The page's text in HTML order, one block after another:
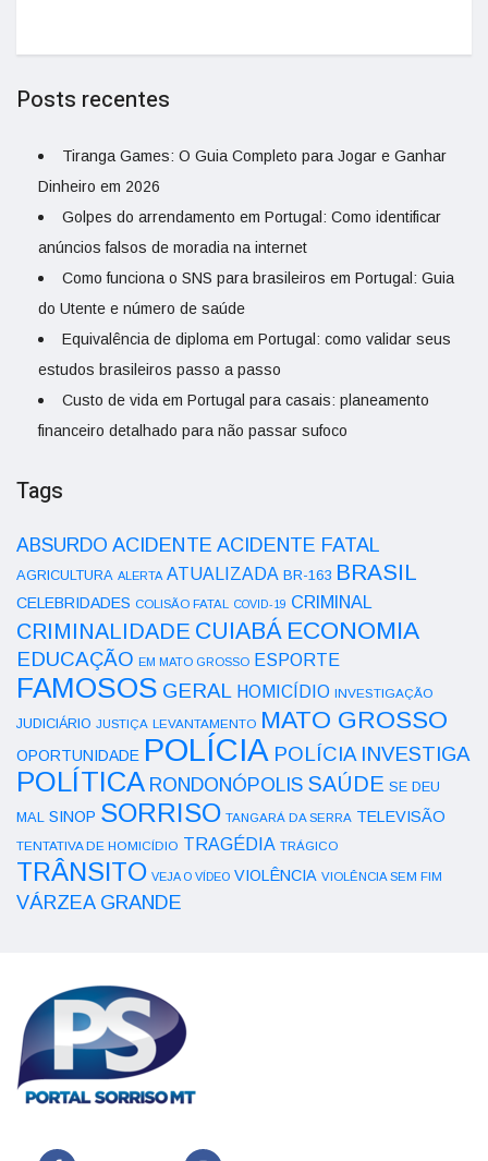
Posts recentes
Tiranga Games: O Guia Completo para Jogar e Ganhar
Dinheiro em 2026
Golpes do arrendamento em Portugal: Como identificar
anúncios falsos de moradia na internet
Como funciona o SNS para brasileiros em Portugal: Guia
do Utente e número de saúde
Equivalência de diploma em Portugal: como validar seus
estudos brasileiros passo a passo
Custo de vida em Portugal para casais: planeamento
financeiro detalhado para não passar sufoco
Tags
ABSURDO ACIDENTE ACIDENTE FATAL
AGRICULTURA ALERTA ATUALIZADA BR-163 BRASIL
CELEBRIDADES COLISÃO FATAL COVID-19 CRIMINAL
CRIMINALIDADE CUIABÁ ECONOMIA
EDUCAÇÃO EM MATO GROSSO ESPORTE
FAMOSOS GERAL HOMICÍDIO INVESTIGAÇÃO
JUDICIÁRIO JUSTIÇA LEVANTAMENTO MATO GROSSO
OPORTUNIDADE POLÍCIA POLÍCIA INVESTIGA
POLÍTICA RONDONÓPOLIS SAÚDE SE DEU
MAL SINOP SORRISO TANGARÁ DA SERRA TELEVISÃO
TENTATIVA DE HOMICÍDIO TRAGÉDIA TRÁGICO
TRÂNSITO VEJA O VÍDEO VIOLÊNCIA VIOLÊNCIA SEM FIM
VÁRZEA GRANDE